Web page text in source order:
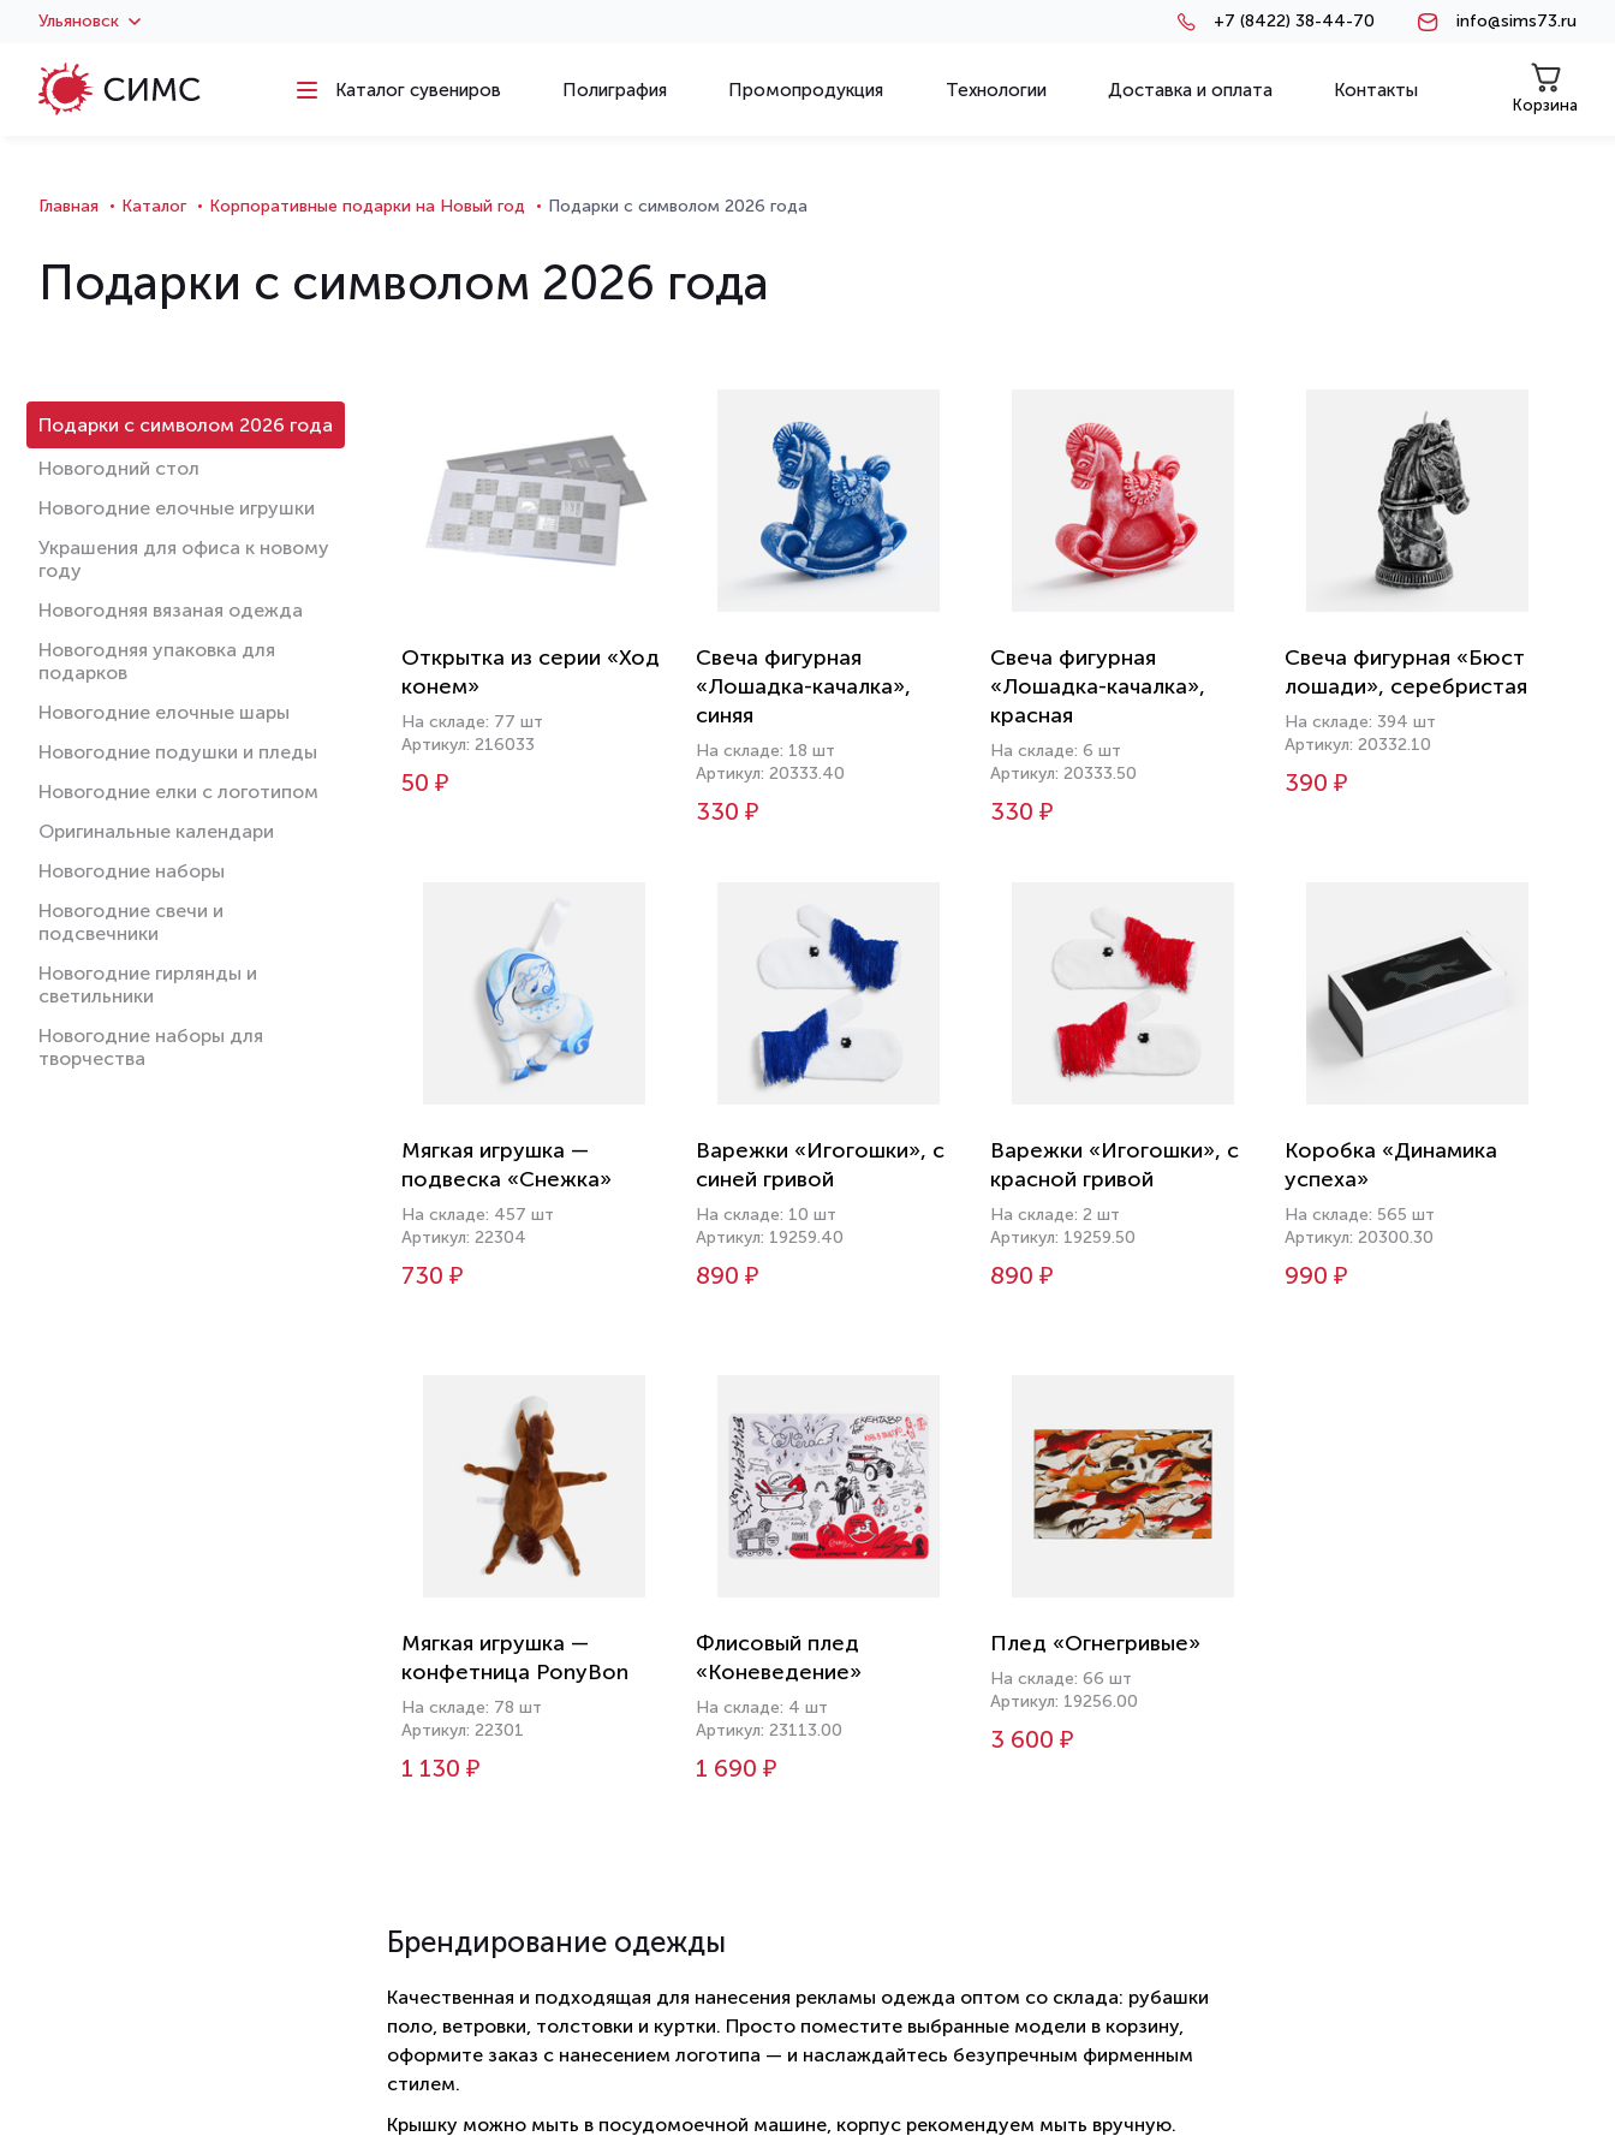
Ульяновск +7 (8422) 38-44-70 info@sims73.ru
Каталог сувениров Полиграфия Промопродукция Технологии Доставка и оплата Контакты
Корзина
Главная Каталог Корпоративные подарки на Новый год Подарки с символом 2026 года
Подарки с символом 2026 года
Подарки с символом 2026 года
Новогодний стол
Новогодние елочные игрушки
Украшения для офиса к новому
году
Новогодняя вязаная одежда
Новогодняя упаковка для
подарков
Новогодние елочные шары
Новогодние подушки и пледы
Новогодние елки с логотипом
Оригинальные календари
Новогодние наборы
Новогодние свечи и
подсвечники
Новогодние гирлянды и
светильники
Новогодние наборы для
творчества
Открытка из серии «Ход
конем»
На складе: 77 шт
Артикул: 216033
50 ₽
Свеча фигурная
«Лошадка-качалка»,
синяя
На складе: 18 шт
Артикул: 20333.40
330 ₽
Свеча фигурная
«Лошадка-качалка»,
красная
На складе: 6 шт
Артикул: 20333.50
330 ₽
Свеча фигурная «Бюст
лошади», серебристая
На складе: 394 шт
Артикул: 20332.10
390 ₽
Мягкая игрушка —
подвеска «Снежка»
На складе: 457 шт
Артикул: 22304
730 ₽
Варежки «Игогошки», с
синей гривой
На складе: 10 шт
Артикул: 19259.40
890 ₽
Варежки «Игогошки», с
красной гривой
На складе: 2 шт
Артикул: 19259.50
890 ₽
Коробка «Динамика
успеха»
На складе: 565 шт
Артикул: 20300.30
990 ₽
Мягкая игрушка —
конфетница PonyBon
На складе: 78 шт
Артикул: 22301
1 130 ₽
Флисовый плед
«Коневедение»
На складе: 4 шт
Артикул: 23113.00
1 690 ₽
Плед «Огнегривые»
На складе: 66 шт
Артикул: 19256.00
3 600 ₽
Брендирование одежды
Качественная и подходящая для нанесения рекламы одежда оптом со склада: рубашки
поло, ветровки, толстовки и куртки. Просто поместите выбранные модели в корзину,
оформите заказ с нанесением логотипа — и наслаждайтесь безупречным фирменным
стилем.
Крышку можно мыть в посудомоечной машине, корпус рекомендуем мыть вручную.